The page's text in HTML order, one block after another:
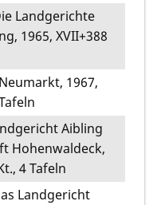
Landgerichte
1965, XVII+388
1967,
Aibling
Hohenwaldeck,
4 Tafeln
Landgericht